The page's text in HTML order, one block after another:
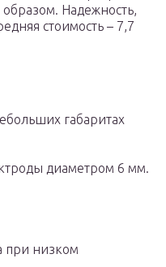
Надежность,
стоимость – 7,7
габаритах
диаметром 6 мм.
при низком